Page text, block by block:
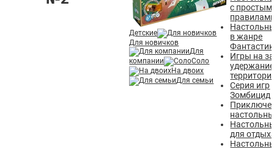
Детские
Для новичков
Для
компании
Соло
На двоих
Для семьи
с
в жанре
Игры на
удержание
Серия игр
Зомбицид
для